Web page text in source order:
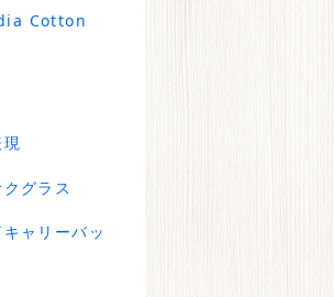
Cotton
グラス
ャリーバッ